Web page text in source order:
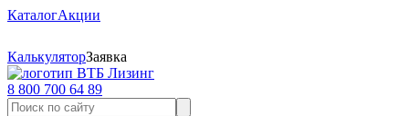
КаталогАкции
КалькуляторЗаявка
8 800 700 64 89